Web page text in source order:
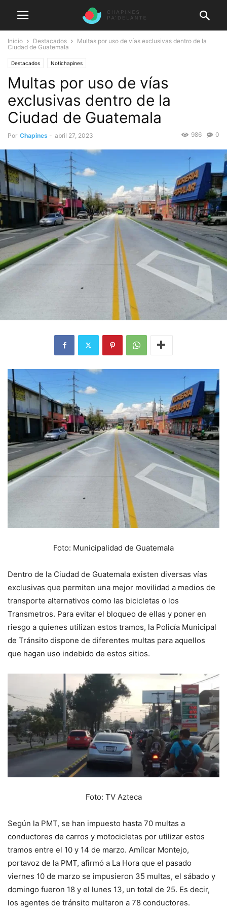
Inicio Destacados
Multas por uso de vías exclusivas dentro de la
Ciudad de Guatemala
Destacados Notichapines
Multas por uso de vías
exclusivas dentro de la
Ciudad de Guatemala
Por Chapines - abril 27, 2023 0
986
Foto: Municipalidad de Guatemala
Dentro de la Ciudad de Guatemala existen diversas vías
exclusivas que permiten una mejor movilidad a medios de
transporte alternativos como las bicicletas o los
Transmetros. Para evitar el bloqueo de ellas y poner en
riesgo a quienes utilizan estos tramos, la Policía Municipal
de Tránsito dispone de diferentes multas para aquellos
que hagan uso indebido de estos sitios.
Foto: TV Azteca
Según la PMT, se han impuesto hasta 70 multas a
conductores de carros y motocicletas por utilizar estos
tramos entre el 10 y 14 de marzo. Amílcar Montejo,
portavoz de la PMT, afirmó a La Hora que el pasado
viernes 10 de marzo se impusieron 35 multas, el sábado y
domingo fueron 18 y el lunes 13, un total de 25. Es decir,
los agentes de tránsito multaron a 78 conductores.